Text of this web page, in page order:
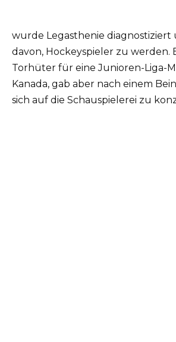
wurde Legasthenie
davon, Hockeyspieler zu werden.
Torhüter für eine Junioren-Liga-
Kanada, gab aber nach einem
sich auf die Schauspielerei zu